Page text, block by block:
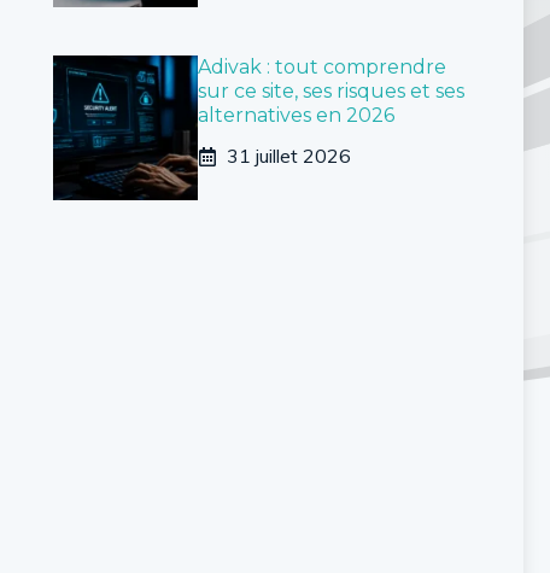
Adivak : tout comprendre
sur ce site, ses risques et ses
alternatives en 2026
31 juillet 2026